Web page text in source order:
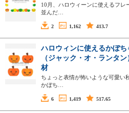
10月、ハロウィーンに使えるフ
並んだ…
2 1,162 413.7
ハロウィンに使えるかぼち
（ジャック・オ・ランタ
材
ちょっと表情が怖いような可愛い
かぼち…
6 1,419 517.65